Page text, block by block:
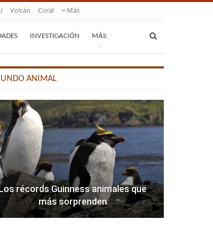
Volcán Coral Más
INVESTIGACIÓN MÁS
ANIMAL
récords Guinness animales que
más sorprenden